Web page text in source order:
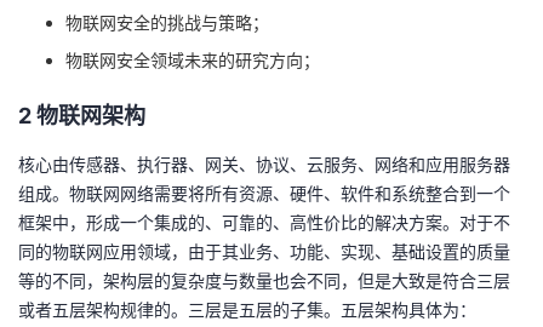
者
学
堂
我
的
我
支
持
的
技
我
的
物联网安全的挑战与策略；
物联网安全领域未来的研究方向；
2 物联网架构
核心由传感器、执行器、网关、协议、云服务、网络和应用服务器
组成。物联网网络需要将所有资源、硬件、软件和系统整合到一个
框架中，形成一个集成的、可靠的、高性价比的解决方案。对于不
同的物联网应用领域，由于其业务、功能、实现、基础设置的质量
等的不同，架构层的复杂度与数量也会不同，但是大致是符合三层
或者五层架构规律的。三层是五层的子集。五层架构具体为：